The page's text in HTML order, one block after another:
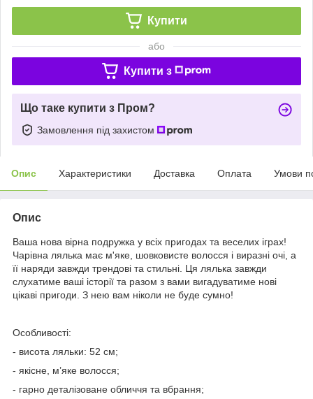
Купити
або
Купити з
Що таке купити з Пром?
Замовлення під захистом
Опис Характеристики Доставка Оплата Умови
Опис
Ваша нова вірна подружка у всіх пригодах та веселих іграх!
Чарівна лялька має м'яке, шовковисте волосся і виразні очі, а
її наряди завжди трендові та стильні. Ця лялька завжди
слухатиме ваші історії та разом з вами вигадуватиме нові
цікаві пригоди. З нею вам ніколи не буде сумно!
Особливості:
- висота ляльки: 52 см;
- якісне, м’яке волосся;
- гарно деталізоване обличчя та вбрання;